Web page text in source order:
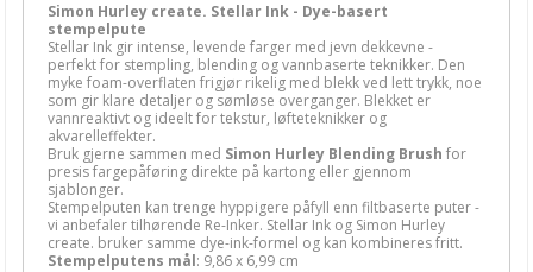
Brilliance Blekk
Chalk Fluid Edger
Ciao Bella Ink
Cosmic Shimmer
Dina Wakley
Distress Crayons
Simon Hurley create. Stellar Ink - Dye-basert
stempelpute
Stellar Ink gir intense, levende farger med jevn dekkevne -
perfekt for stempling, blending og vannbaserte teknikker. Den
myke foam-overflaten frigjør rikelig med blekk ved lett trykk, noe
som gir klare detaljer og sømløse overganger. Blekket er
vannreaktivt og ideelt for tekstur, løfteteknikker og
akvarelleffekter.
Bruk gjerne sammen med Simon Hurley Blending Brush for
presis fargepåføring direkte på kartong eller gjennom
sjablonger.
Stempelputen kan trenge hyppigere påfyll enn filtbaserte puter -
vi anbefaler tilhørende Re-Inker. Stellar Ink og Simon Hurley
create. bruker samme dye-ink-formel og kan kombineres fritt.
Stempelputens mål: 9,86 x 6,99 cm